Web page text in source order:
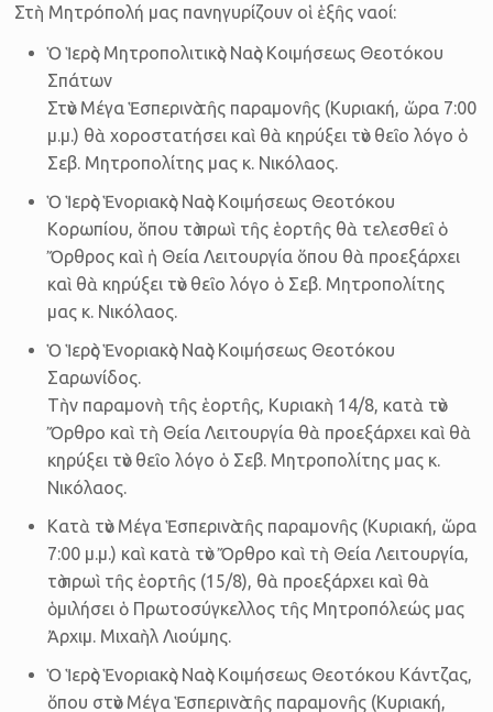
Στὴ Μητρόπολή μας πανηγυρίζουν οἱ ἑξῆς ναοί:
Ὁ Ἱερὸς Μητροπολιτικὸς Ναὸς Κοιμήσεως Θεοτόκου
Σπάτων
Στὸν Μέγα Ἑσπερινὸ τῆς παραμονῆς (Κυριακή, ὥρα 7:00
μ.μ.) θὰ χοροστατήσει καὶ θὰ κηρύξει τὸν θεῖο λόγο ὁ
Σεβ. Μητροπολίτης μας κ. Νικόλαος.
Ὁ Ἱερὸς Ἑνοριακὸς Ναὸς Κοιμήσεως Θεοτόκου
Κορωπίου, ὅπου τὸ πρωὶ τῆς ἑορτῆς θὰ τελεσθεῖ ὁ
Ὄρθρος καὶ ἡ Θεία Λειτουργία ὅπου θὰ προεξάρχει
καὶ θὰ κηρύξει τὸν θεῖο λόγο ὁ Σεβ. Μητροπολίτης
μας κ. Νικόλαος.
Ὁ Ἱερὸς Ἑνοριακὸς Ναὸς Κοιμήσεως Θεοτόκου
Σαρωνίδoς.
Τὴν παραμονὴ τῆς ἑορτῆς, Κυριακὴ 14/8, κατὰ τὸν
Ὄρθρο καὶ τὴ Θεία Λειτουργία θὰ προεξάρχει καὶ θὰ
κηρύξει τὸν θεῖο λόγο ὁ Σεβ. Μητροπολίτης μας κ.
Νικόλαος.
Κατὰ τὸν Μέγα Ἑσπερινὸ τῆς παραμονῆς (Κυριακή, ὥρα
7:00 μ.μ.) καὶ κατὰ τὸν Ὄρθρο καὶ τὴ Θεία Λειτουργία,
τὸ πρωὶ τῆς ἑορτῆς (15/8), θὰ προεξάρχει καὶ θὰ
ὁμιλήσει ὁ Πρωτοσύγκελλος τῆς Μητροπόλεώς μας
Ἀρχιμ. Μιχαὴλ Λιούμης.
Ὁ Ἱερὸς Ἑνοριακὸς Ναὸς Κοιμήσεως Θεοτόκου Κάντζας,
ὅπου στὸν Μέγα Ἑσπερινὸ τῆς παραμονῆς (Κυριακή,